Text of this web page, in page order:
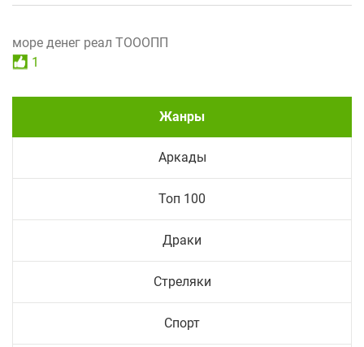
море денег реал ТОООПП
1
Жанры
Аркады
Топ 100
Драки
Стреляки
Спорт